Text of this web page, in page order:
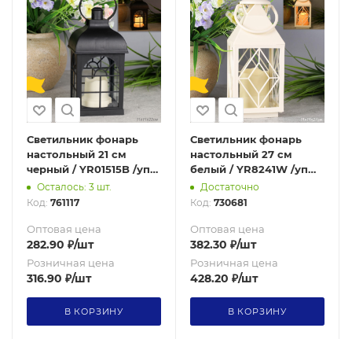
Светильник фонарь
настольный 21 см
черный / YR01515B /уп
48/от батареек 730657
Осталось: 3 шт.
Код: 761117
Оптовая цена
282.90 ₽/шт
Розничная цена
316.90 ₽/шт
В КОРЗИНУ
Светильник фонарь
настольный 27 см
белый / YR8241W /уп
30/от батареек
Достаточно
Код: 730681
Оптовая цена
382.30 ₽/шт
Розничная цена
428.20 ₽/шт
В КОРЗИНУ